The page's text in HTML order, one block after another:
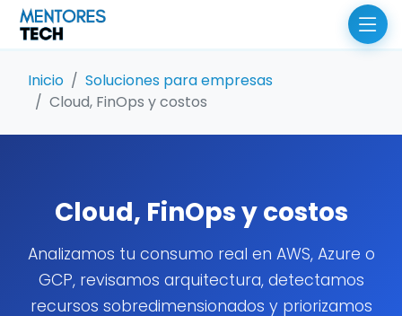
Inicio
Soluciones para empresas
Cloud, FinOps y costos
Cloud, FinOps y costos
Analizamos tu consumo real en AWS, Azure o
GCP, revisamos arquitectura, detectamos
recursos sobredimensionados y priorizamos